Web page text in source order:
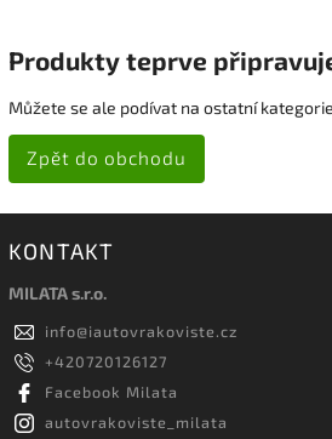
Produkty teprve
Můžete se ale podívat na ostatní
Zpět do obchodu
KONTAKT
MILATA s.r.o.
info@iautovrakoviste.cz
+420720126127
Facebook Milata
autovrakoviste_milata